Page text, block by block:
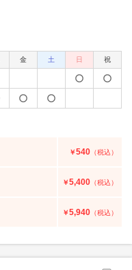
金 土 日 祝
￥540 （税込）
￥5,400 （税込）
￥5,940 （税込）